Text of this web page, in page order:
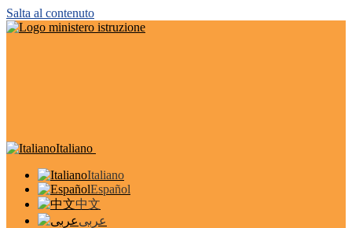
Salta al contenuto
Italiano
Italiano
Español
中文
عربى